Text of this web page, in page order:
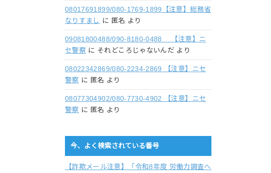
08017691899/080-1769-1899【注意】総務省
なりすまし に 匿名 より
09081800488/090-8180-0488 【注意】ニ
セ警察 に それどころじゃないんだ より
08022342869/080-2234-2869 【注意】ニセ
警察 に 匿名 より
08077304902/080-7730-4902 【注意】ニセ
警察 に 匿名 より
今、よく検索されている番号
【詐欺メール注意】「令和8年度 労働力調査へ